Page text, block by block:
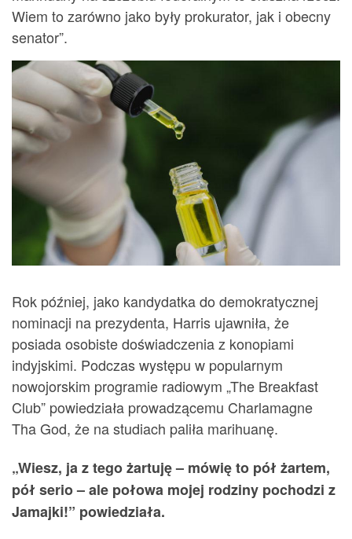
Wiem to zarówno jako były prokurator, jak i obecny
senator”.
Rok później, jako kandydatka do demokratycznej
nominacji na prezydenta, Harris ujawniła, że
posiada osobiste doświadczenia z konopiami
indyjskimi. Podczas występu w popularnym
nowojorskim programie radiowym „The Breakfast
Club” powiedziała prowadzącemu Charlamagne
Tha God, że na studiach paliła marihuanę.
„Wiesz, ja z tego żartuję – mówię to pół żartem,
pół serio – ale połowa mojej rodziny pochodzi z
Jamajki!” powiedziała.